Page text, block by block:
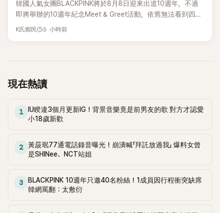
至 2026 年 8 月 7 日為止，新公布的內容 Netflix 宣布製作動
作喜劇電
韓國人氣女團BLACKPINK將於8月8日迎來出道10週年，不過
即將舉辦的10週年紀念Meet & Greet活動，依舊無法看到四人
合體。根據韓媒《MyDaily》7日報導，當天將由Jisoo（智秀）、
K氏鄉民 3 小時前
現在熱讀
1
IU睽違3個月更新IG！背景音樂竟是前男友的歌 對方才認愛
小18歲新歡
2
黃晸珉77通電話錄音曝光！崩潰喊「拜託放過我」 爆料女曾
是SHINee、NCT站姐
3
BLACKPINK 10週年只邀40名粉絲！1成員因行程衝突缺席
韓網罵翻：太敷衍